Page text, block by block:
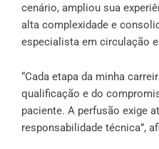
cenário, ampliou sua
alta complexidade e
especialista em circulação
“Cada etapa da minha
qualificação e do
paciente. A perfusão exige
responsabilidade técnica”,